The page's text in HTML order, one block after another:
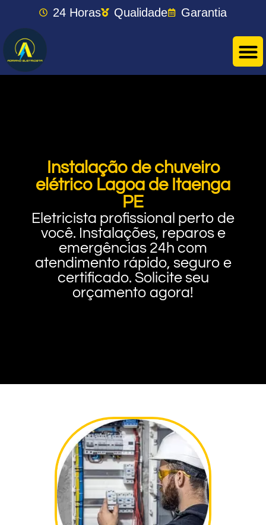
24 Horas Qualidade Garantia
Instalação de chuveiro
elétrico Lagoa de Itaenga
PE
Eletricista profissional perto de
você. Instalações, reparos e
emergências 24h com
atendimento rápido, seguro e
certificado. Solicite seu
orçamento agora!